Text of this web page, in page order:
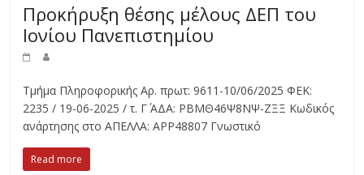
Προκήρυξη θέσης μέλους ΔΕΠ του
Ιονίου Πανεπιστημίου
Τμήμα Πληροφορικής Αρ. πρωτ: 9611-10/06/2025 ΦΕΚ:
2235 / 19-06-2025 / τ. Γ΄ ΑΔΑ: ΡΒΜΘ46Ψ8ΝΨ-ΖΞΞ Κωδικός
ανάρτησης στο ΑΠΕΛΛΑ: APP48807 Γνωστικό
Read more